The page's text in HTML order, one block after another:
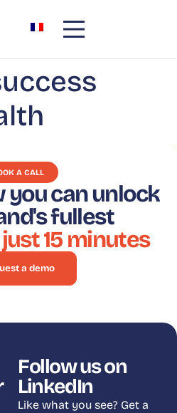
A CALL
you can unlock
fullest
15 minutes
a demo
Follow us on
LinkedIn
Like what you see? Get a